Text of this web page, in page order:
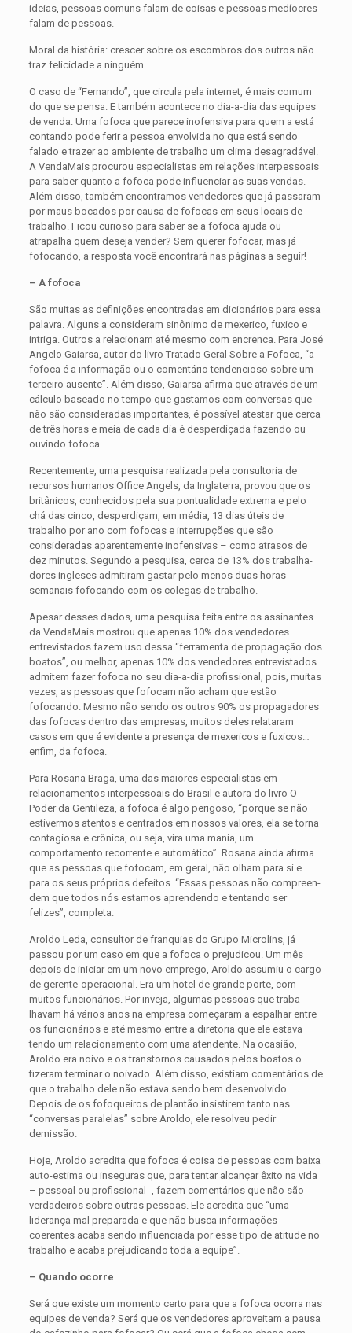
ideias, pessoas comuns falam de coisas e pessoas medíocres
falam de pessoas.
Moral da história: crescer sobre os escombros dos outros não
traz felicidade a ninguém.
O caso de “Fernando”, que circula pela internet, é mais comum
do que se pensa. E também acontece no dia-a-dia das equipes
de venda. Uma fofoca que pa­rece inofensiva para quem a está
contando pode ferir a pessoa envolvida no que está sendo
falado e trazer ao ambiente de trabalho um clima desagradável.
A VendaMais procurou especialistas em relações inter­pessoais
para saber quanto a fofoca pode influenciar as suas vendas.
Além disso, também encontramos vendedores que já passaram
por maus bocados por causa de fofocas em seus locais de
trabalho. Ficou curioso para saber se a fofoca ajuda ou
atrapalha quem deseja vender? Sem querer fofocar, mas já
fofocando, a resposta você encontrará nas páginas a seguir!
– A fofoca
São muitas as definições encontradas em dicionários para essa
palavra. Alguns a consideram sinônimo de mexerico, fuxico e
intriga. Outros a relacionam até mesmo com encrenca. Para José
Angelo Gaiarsa, autor do livro Tratado Geral Sobre a Fofoca, “a
fofoca é a informação ou o comentário tendencioso sobre um
terceiro ausente”. Além disso, Gaiarsa afir­ma que através de um
cálculo baseado no tempo que gastamos com conversas que
não são consideradas importantes, é possível atestar que cerca
de três horas e meia de cada dia é desperdiçada fazendo ou
ouvindo fofoca.
Recentemente, uma pesquisa realizada pela con­sultoria de
recursos humanos Office Angels, da Ingla­terra, provou que os
britânicos, conhecidos pela sua pontualidade extrema e pelo
chá das cinco, desper­diçam, em média, 13 dias úteis de
trabalho por ano com fofocas e interrupções que são
consideradas apa­rentemente inofensivas – como atrasos de
dez minu­tos. Segundo a pesquisa, cerca de 13% dos trabalha­
dores ingleses admitiram gastar pelo menos duas horas
semanais fofocando com os colegas de trabalho.
Apesar desses dados, uma pesquisa feita entre os assinantes
da VendaMais mostrou que apenas 10% dos vendedores
entrevistados fazem uso dessa “ferra­menta de propagação dos
boatos”, ou melhor, apenas 10% dos vendedores entrevistados
admitem fazer fo­foca no seu dia-a-dia profissional, pois, muitas
vezes, as pessoas que fofocam não acham que estão
fofocando. Mesmo não sendo os outros 90% os propagadores
das fofocas dentro das empresas, muitos deles relata­ram
casos em que é evidente a presença de mexericos e fuxicos…
enfim, da fofoca.
Para Rosana Braga, uma das maiores especialistas em
relacionamentos interpessoais do Brasil e autora do livro O
Poder da Gentileza, a fofoca é algo perigoso, “porque se não
estivermos atentos e centrados em nossos valores, ela se torna
contagiosa e crônica, ou seja, vira uma mania, um
comportamento recorrente e automático”. Rosana ainda afirma
que as pessoas que fofocam, em geral, não olham para si e
para os seus próprios defeitos. “Essas pessoas não compreen­
dem que todos nós estamos aprendendo e tentando ser
felizes”, completa.
Aroldo Leda, consultor de franquias do Grupo Microlins, já
passou por um caso em que a fofoca o prejudicou. Um mês
depois de iniciar em um novo emprego, Aroldo assumiu o cargo
de gerente-operacional. Era um hotel de grande porte, com
muitos funcionários. Por inveja, algumas pessoas que traba­
lhavam há vários anos na empresa começaram a espalhar entre
os funcionários e até mesmo entre a diretoria que ele estava
tendo um relacionamento com uma atendente. Na ocasião,
Aroldo era noivo e os transtornos causados pelos boatos o
fizeram terminar o noivado. Além disso, existiam comentários de
que o trabalho dele não estava sendo bem desen­volvido.
Depois de os fofoqueiros de plantão insis­tirem tanto nas
“conversas paralelas” sobre Aroldo, ele resolveu pedir
demissão.
Hoje, Aroldo acredita que fofoca é coisa de pessoas com baixa
auto-estima ou inseguras que, para tentar alcançar êxito na vida
– pessoal ou profissional -, fazem comentários que não são
verdadeiros sobre outras pessoas. Ele acredita que “uma
liderança mal preparada e que não busca informações
coerentes acaba sendo influenciada por esse tipo de atitude no
trabalho e acaba prejudicando toda a equipe”.
– Quando ocorre
Será que existe um momento certo para que a fofoca ocorra nas
equipes de venda? Será que os vendedores aproveitam a pausa